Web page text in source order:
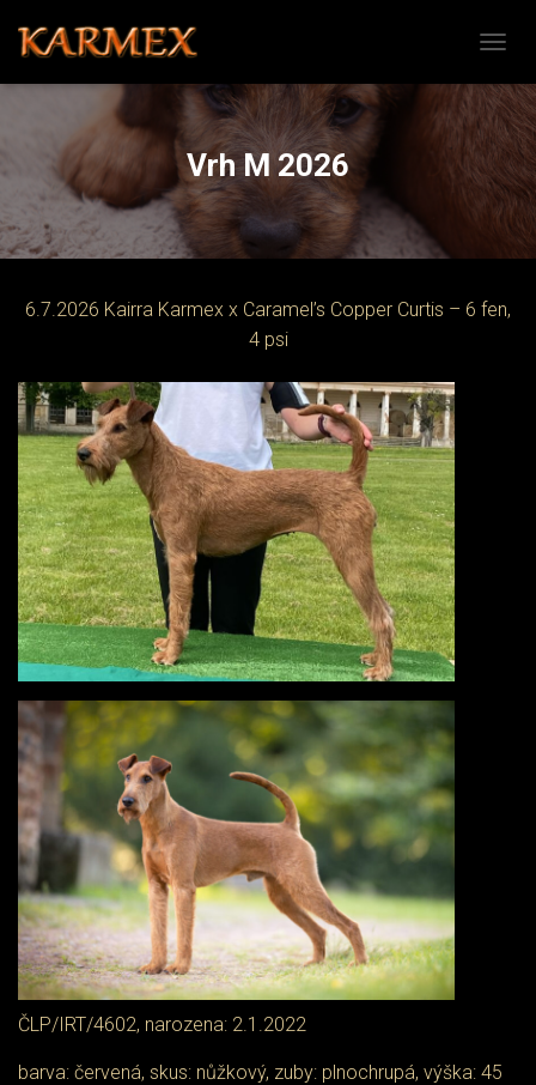
Vrh M 2026
6.7.2026 Kairra Karmex x Caramel’s Copper Curtis – 6 fen,
4 psi
ČLP/IRT/4602, narozena: 2.1.2022
barva: červená, skus: nůžkový, zuby: plnochrupá, výška: 45